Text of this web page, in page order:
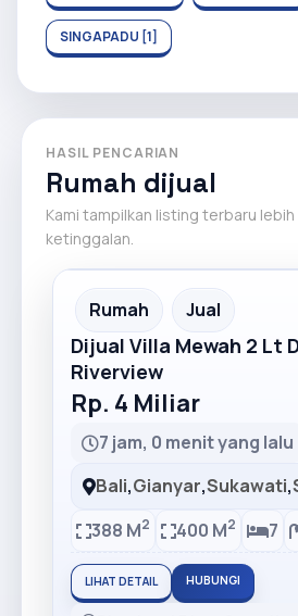
SINGAPADU [1]
HASIL PENCARIAN
Rumah dijual
Kami tampilkan listing terbaru
ketinggalan.
Recommended
Rumah Jual
Dijual Villa Mewah 2 Lt
Riverview
Rp. 4 Miliar
7 jam, 0 menit yang lalu
Bali,Gianyar,Sukawati,
388 M2 400 M2 7
LIHAT DETAIL HUBUNGI